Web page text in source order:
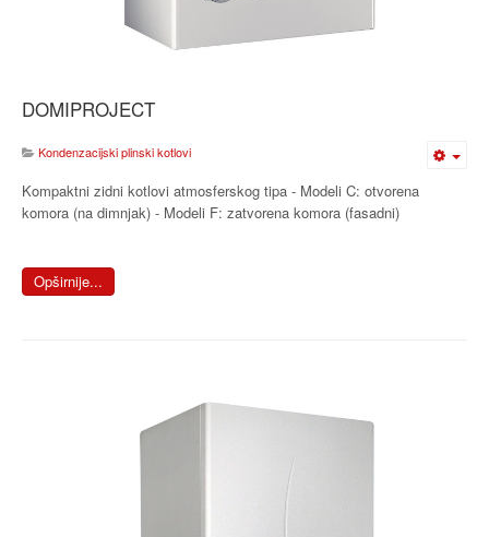
DOMIPROJECT
Kondenzacijski plinski kotlovi
Kompaktni zidni kotlovi atmosferskog tipa - Modeli C: otvorena
komora (na dimnjak) - Modeli F: zatvorena komora (fasadni)
Opširnije...